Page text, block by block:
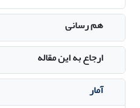
هم رسانی
ارجاع به این مقاله
آمار